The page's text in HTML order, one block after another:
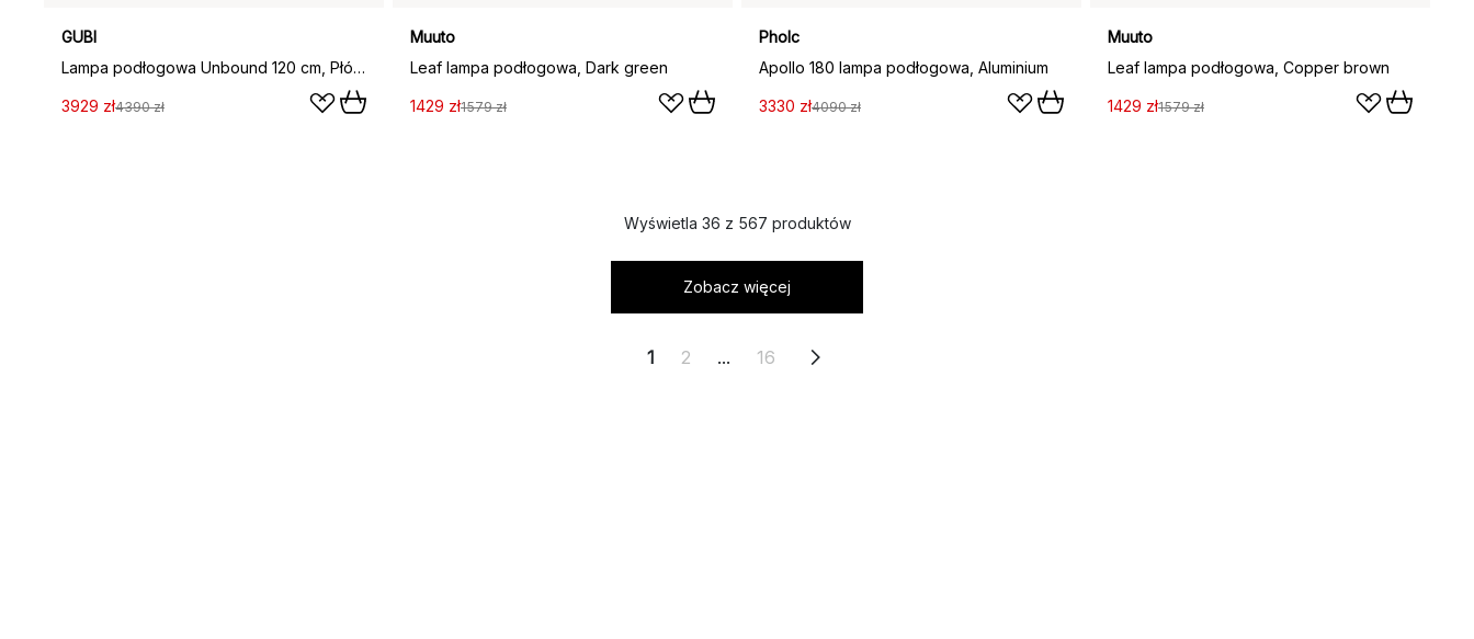
GUBI
Lampa podłogowa Unbound 120 cm, Płótno-szary marmur
3929 zł4390 zł
Muuto
Leaf lampa podłogowa, Dark green
1429 zł1579 zł
Pholc
Apollo 180 lampa podłogowa, Aluminium
3330 zł4090 zł
Muuto
Leaf lampa podłogowa, Copper brown
1429 zł1579 zł
Wyświetla 36 z 567 produktów
Zobacz więcej
1 2 ... 16